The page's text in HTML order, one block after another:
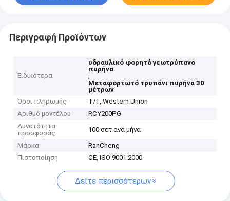
Περιγραφή Προϊόντων
Ειδικότερα
υδραυλικό φορητό γεωτρύπανο
πυρήνα
,
Μεταφορτωτό τρυπάνι πυρήνα 30
μέτρων
Όροι πληρωμής
T/T, Western Union
Αριθμό μοντέλου
RCY200PG
Δυνατότητα
προσφοράς
100 σετ ανά μήνα
Μάρκα
RanCheng
Πιστοποίηση
CE, ISO 9001:2000
Δείτε περισσότερων